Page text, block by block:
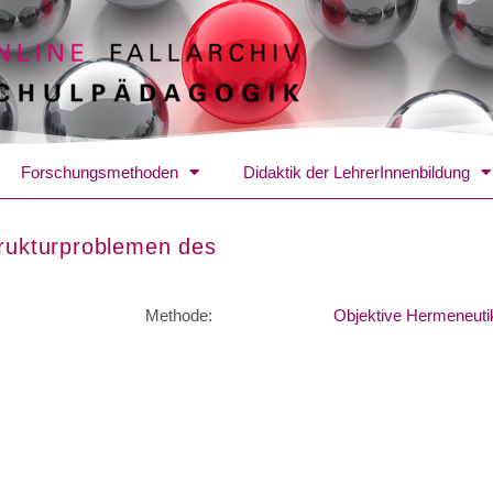
Forschungsmethoden Didaktik der LehrerInnenbildung
des
Methode: Objektive